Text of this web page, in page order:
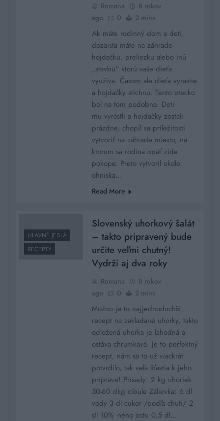
Romana
8 rokov
ago
0 2 mins
Ak máte rodinný dom a deti,
dozaista máte na záhrade
hojdačku, preliezku alebo inú
„stavbu“ ktorú vaše dieťa
využíva. Časom ale dieťa vyrastie
a hojdačky stíchnu. Tento otecko
bol na tom podobne. Deti
mu vyrástli a hojdačky zostali
prázdne, chopil sa príležitosti
vytvoriť na záhrade miesto, na
ktorom sa rodina opäť zíde
pokope. Preto vytvoril okolo
ohniska…
Read More
HLAVNÉ JEDLÁ
RECEPTY
Slovenský uhorkový šalát
– takto pripravený bude
určite veľmi chutný!
Vydrží aj dva roky
Romana
8 rokov
ago
0 2 mins
Možno je to najjednoduchší
recept na zakladané uhorky, takto
odložená uhorka je lahodná a
ostáva chrumkavá. Je to perfektný
recept, nám sa to už viackrát
potvrdilo, tak veľa šťastia k jeho
príprave! Prísady: 2 kg uhoriek
50-60 dkg cibule Zálievka: 6 dl
vody 3 dl cukor /podľa chuti/ 2
dl 10% -ného octu 0,5 dl…